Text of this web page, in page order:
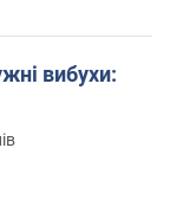
вибухи: